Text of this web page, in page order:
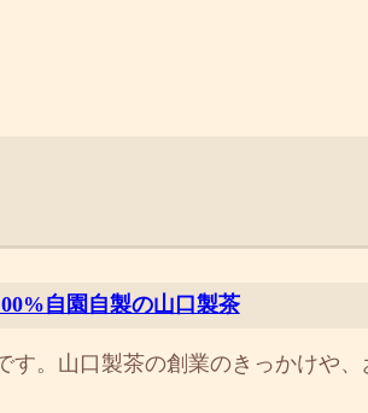
自園自製の山口製茶
す。山口製茶の創業のきっかけや